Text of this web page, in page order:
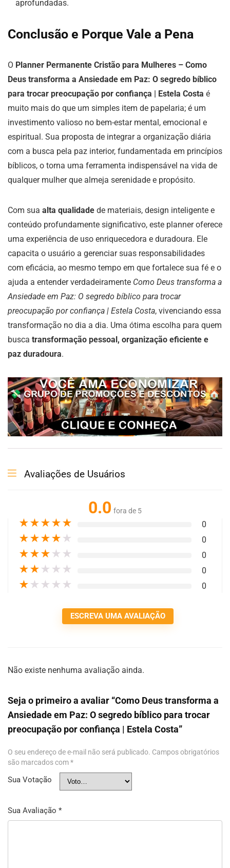
aprofundadas.
Conclusão e Porque Vale a Pena
O Planner Permanente Cristão para Mulheres – Como
Deus transforma a Ansiedade em Paz: O segredo bíblico
para trocar preocupação por confiança | Estela Costa é
muito mais do que um simples item de papelaria; é um
investimento valioso no bem-estar mental, emocional e
espiritual. Sua proposta de integrar a organização diária
com a busca pela paz interior, fundamentada em princípios
bíblicos, o torna uma ferramenta indispensável na vida de
qualquer mulher que almeja serenidade e propósito.
Com sua alta qualidade de materiais, design inteligente e
conteúdo profundamente significativo, este planner oferece
uma experiência de uso enriquecedora e duradoura. Ele
capacita o usuário a gerenciar suas responsabilidades
com eficácia, ao mesmo tempo em que fortalece sua fé e o
ajuda a entender verdadeiramente Como Deus transforma a
Ansiedade em Paz: O segredo bíblico para trocar
preocupação por confiança | Estela Costa, vivenciando essa
transformação no dia a dia. Uma ótima escolha para quem
busca transformação pessoal, organização eficiente e
paz duradoura.
Avaliações de Usuários
0.0 fora de 5
★★★★★ 0
★★★★ ★ 0
★★★ ★ ★ 0
★★ ★ ★ ★ 0
★ ★ ★ ★ ★ 0
ESCREVA UMA AVALIAÇÃO
Não existe nenhuma avaliação ainda.
Seja o primeiro a avaliar “Como Deus transforma a
Ansiedade em Paz: O segredo bíblico para trocar
preocupação por confiança | Estela Costa”
O seu endereço de e-mail não será publicado. Campos obrigatórios
são marcados com*
Sua Votação
Sua Avaliação *